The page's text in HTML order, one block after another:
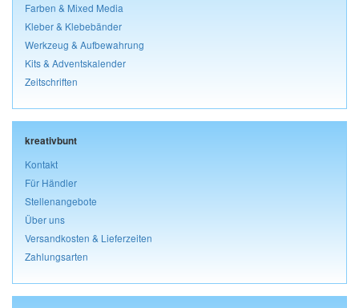
Farben & Mixed Media
Kleber & Klebebänder
Werkzeug & Aufbewahrung
Kits & Adventskalender
Zeitschriften
kreativbunt
Kontakt
Für Händler
Stellenangebote
Über uns
Versandkosten & Lieferzeiten
Zahlungsarten